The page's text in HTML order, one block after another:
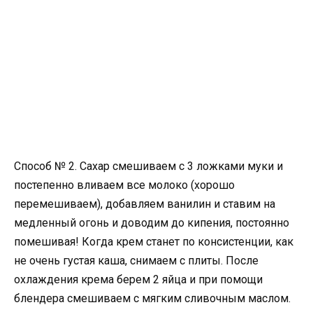
Способ № 2. Сахар смешиваем с 3 ложками муки и
постепенно вливаем все молоко (хорошо
перемешиваем), добавляем ванилин и ставим на
медленный огонь и доводим до кипения, постоянно
помешивая! Когда крем станет по консистенции, как
не очень густая каша, снимаем с плиты. После
охлаждения крема берем 2 яйца и при помощи
блендера смешиваем с мягким сливочным маслом.